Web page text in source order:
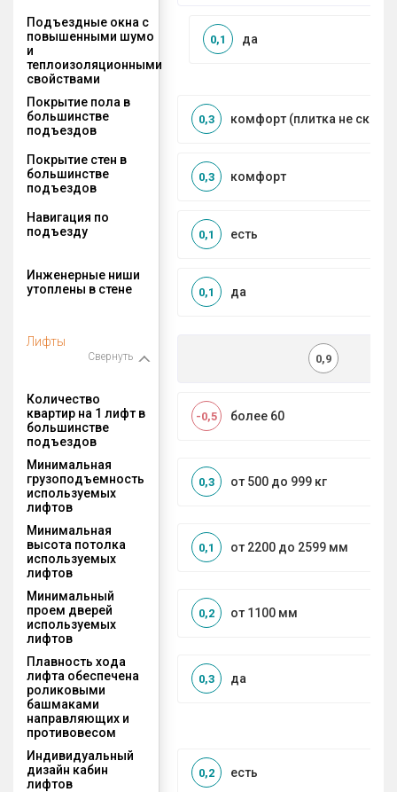
Подъездные окна с
повышенными шумо
и
теплоизоляционными
свойствами
да
0,1
Покрытие пола в
большинстве
подъездов
комфорт (плитка не
0,3
Покрытие стен в
большинстве
подъездов
комфорт
0,3
Навигация по
подъезду
есть
0,1
Инженерные ниши
утоплены в стене
да
0,1
Лифты
Свернуть 0,9
Количество
квартир на 1 лифт в
большинстве
подъездов
более 60
-0,5
Минимальная
грузоподъемность
используемых
лифтов
от 500 до 999 кг
0,3
Минимальная
высота потолка
используемых
лифтов
от 2200 до 2599 мм
0,1
Минимальный
проем дверей
используемых
лифтов
от 1100 мм
0,2
Плавность хода
лифта обеспечена
роликовыми
башмаками
направляющих и
противовесом
да
0,3
Индивидуальный
дизайн кабин
лифтов
есть
0,2